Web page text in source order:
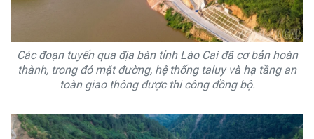
Các đoạn tuyến qua địa bàn tỉnh Lào Cai đã cơ bản hoàn
thành, trong đó mặt đường, hệ thống taluy và hạ tầng an
toàn giao thông được thi công đồng bộ.